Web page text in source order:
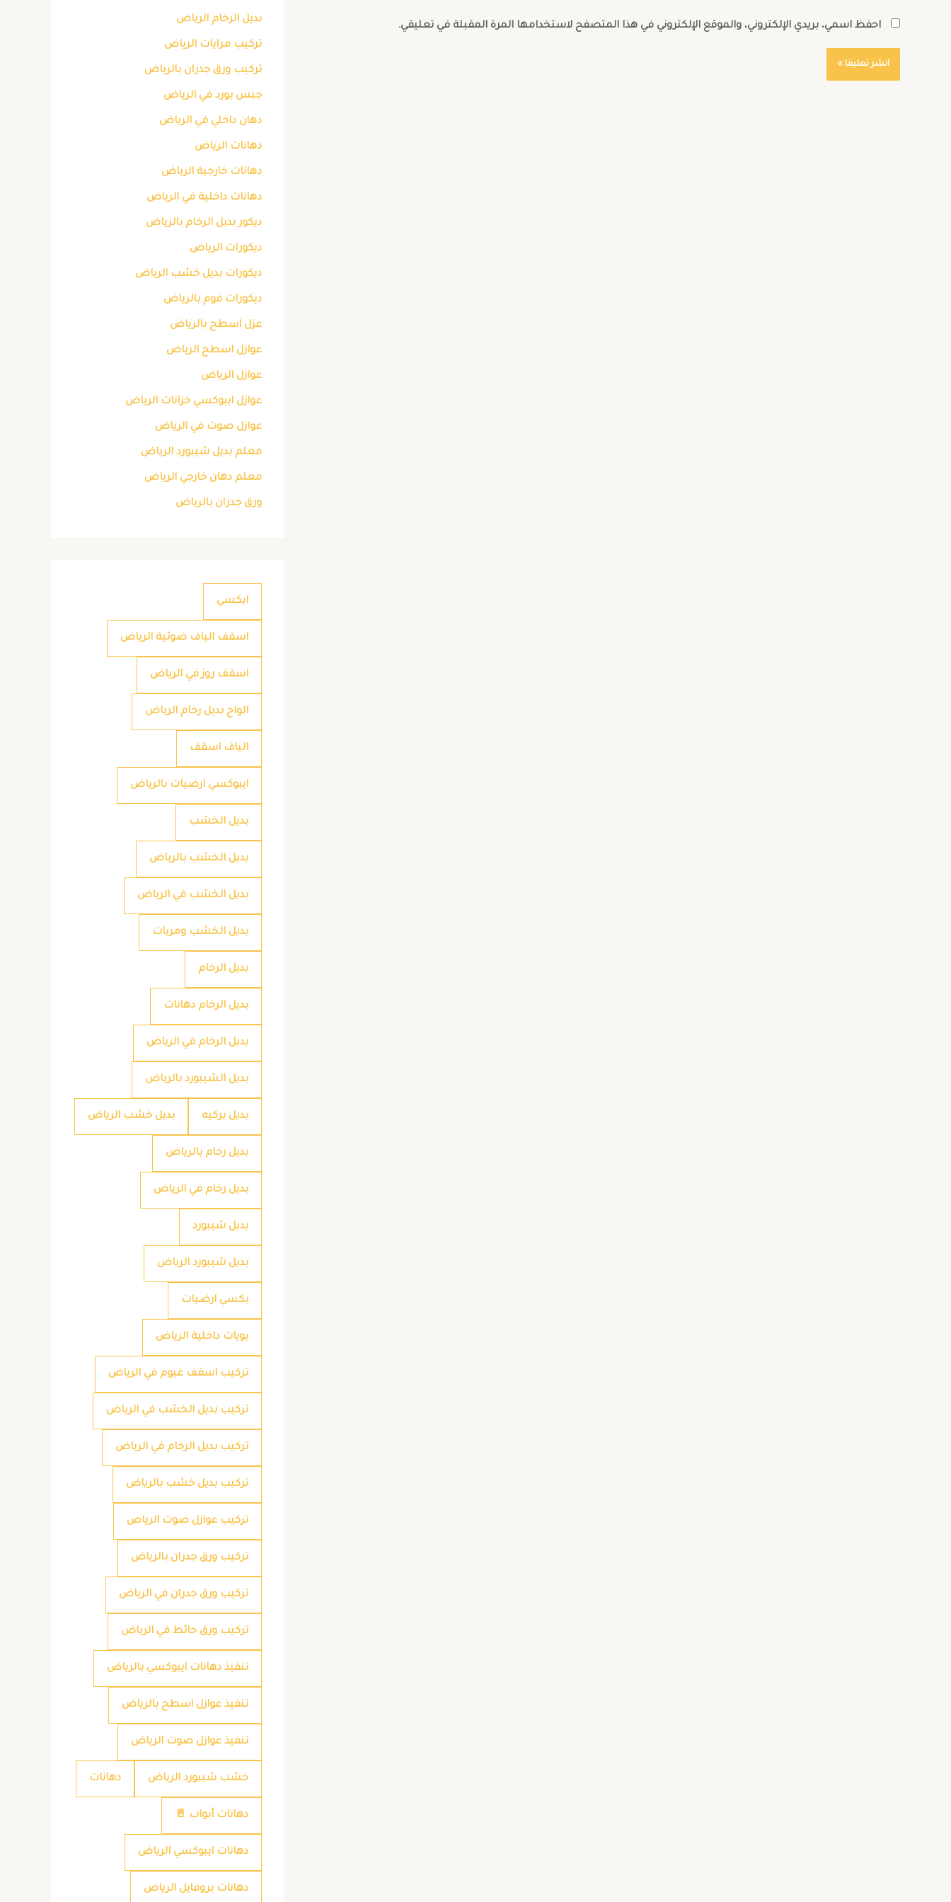
احفظ اسمي، بريدي الإلكتروني، والموقع الإلكتروني في هذا المتصفح لاستخدامها المرة المقبلة في تعليقي.
بديل الرخام الرياض
تركيب مرايات الرياض
تركيب ورق جدران بالرياض
جبس بورد في الرياض
دهان داخلي في الرياض
دهانات الرياض
دهانات خارجية الرياض
دهانات داخلية في الرياض
ديكور بديل الرخام بالرياض
ديكورات الرياض
ديكورات بديل خشب الرياض
ديكورات فوم بالرياض
عزل اسطح بالرياض
عوازل اسطح الرياض
عوازل الرياض
عوازل ايبوكسي خزانات الرياض
عوازل صوت في الرياض
معلم بديل شيبورد الرياض
معلم دهان خارجي الرياض
ورق جدران بالرياض
ابكسي
اسقف الياف ضوئية الرياض
اسقف روز في الرياض
الواح بديل رخام الرياض
الياف اسقف
ايبوكسي ارضيات بالرياض
بديل الخشب
بديل الخشب بالرياض
بديل الخشب في الرياض
بديل الخشب ومريات
بديل الرخام
بديل الرخام دهانات
بديل الرخام في الرياض
بديل الشيبورد بالرياض
بديل بركيه بديل خشب الرياض
بديل رخام بالرياض
بديل رخام في الرياض
بديل شيبورد
بديل شيبورد الرياض
بكسي ارضيات
بويات داخلية الرياض
تركيب اسقف غيوم في الرياض
تركيب بديل الخشب في الرياض
تركيب بديل الرخام في الرياض
تركيب بديل خشب بالرياض
تركيب عوازل صوت الرياض
تركيب ورق جدران بالرياض
تركيب ورق جدران في الرياض
تركيب ورق حائط في الرياض
تنفيذ دهانات ايبوكسي بالرياض
تنفيذ عوازل اسطح بالرياض
تنفيذ عوازل صوت الرياض
خشب شيبورد الرياض دهانات
دهانات أبواب 🚪
دهانات ايبوكسي الرياض
دهانات بروفايل الرياض